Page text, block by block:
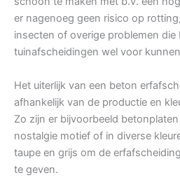
er nagenoeg geen risico op
insecten of overige problemen die
tuinafscheidingen wel voor
Het uiterlijk van een beton
afhankelijk van de productie en
Zo zijn er bijvoorbeeld
nostalgie motief of in diverse
taupe en grijs om de
te geven.